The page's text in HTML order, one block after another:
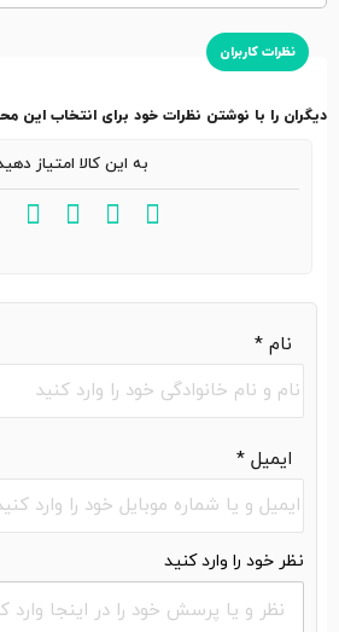
نظرات کاربران
دیگران را با نوشتن نظرات خود برای انتخاب این
نام *
ایمیل *
به این کالا امتیاز